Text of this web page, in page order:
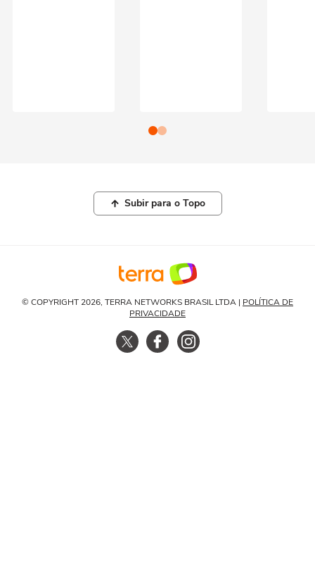
Subir para o Topo
© COPYRIGHT 2026, TERRA NETWORKS BRASIL LTDA | POLÍTICA DE
PRIVACIDADE